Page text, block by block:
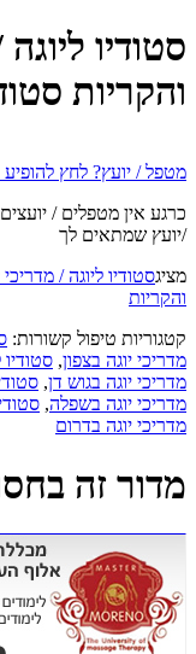
סטודיו
והקריות
מטפל / יועץ? לחץ להופיע
כרגע אין מטפלים /
/יועץ שמתאים לך
מציגסטודיו ליוגה / מדריכי
והקריות
קטגוריות טיפול קשורות:
מדריכי יוגה בצפון, סטודיו
מדריכי יוגה בגוש דן,
מדריכי יוגה בשפלה,
מדריכי יוגה בדרום
מדור זה